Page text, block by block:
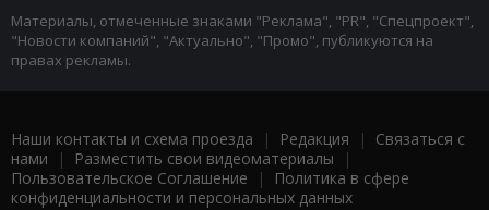
Материалы, отмеченные знаками "Реклама", "PR", "Спецпроект",
"Новости компаний", "Актуально", "Промо", публикуются на
правах рекламы.
Наши контакты и схема проезда | Редакция | Связаться с
нами | Разместить свои видеоматериалы |
Пользовательское Соглашение |
Политика в сфере
конфиденциальности и персональных данных